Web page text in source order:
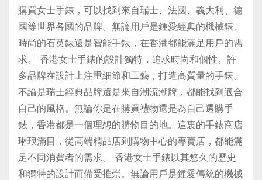
購買女士手錶，可以找到來自瑞士、法國、義大利、德
國等世界各國的品牌。無論用戶是鍾愛經典的機械錶、
時尚的石英錶還是智能手錶，在香港都能滿足用戶的需
求。 香港女士手錶的設計獨特，追求時尚和個性。許
多品牌在設計上注重細節和工藝，打造高質量的手錶。
不論是瑞士經典品牌還是來自潮流潮牌，都能找到適合
自己的風格。無論你是在購買禮物還是為自己選購手
錶，香港都是一個理想的購物目的地。這裏的手錶商店
琳琅滿目，從高端精品店到購物中心的專賣店，都能滿
足不同消費者的需求。 香港女士手錶以其悠久的歷史
和獨特的設計而備受推崇。無論用戶是鍾愛傳統的機械